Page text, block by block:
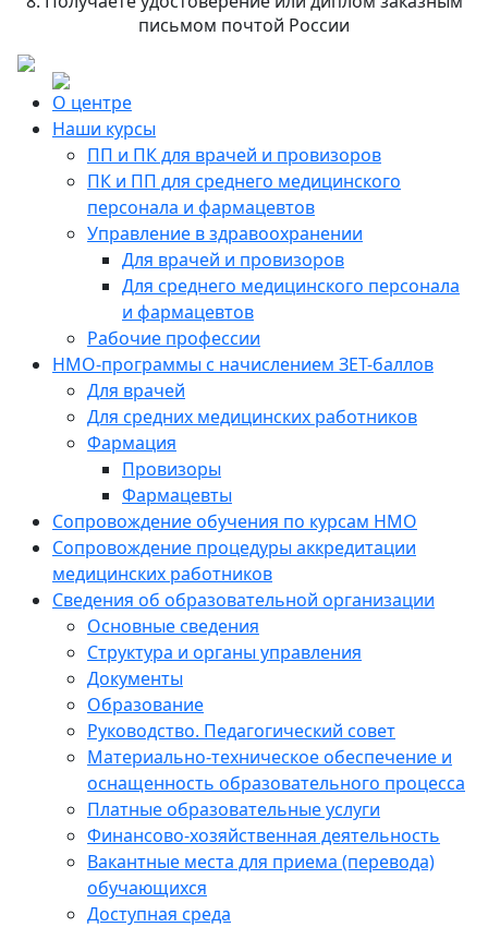
письмом почтой России
О центре
Наши курсы
ПП и ПК для врачей и провизоров
ПК и ПП для среднего медицинского
персонала и фармацевтов
Управление в здравоохранении
Для врачей и провизоров
Для среднего медицинского персонала
и фармацевтов
Рабочие профессии
НМО-программы с начислением ЗЕТ-баллов
Для врачей
Для средних медицинских работников
Фармация
Провизоры
Фармацевты
Сопровождение обучения по курсам НМО
Сопровождение процедуры аккредитации
медицинских работников
Сведения об образовательной организации
Основные сведения
Структура и органы управления
Документы
Образование
Руководство. Педагогический совет
Материально-техническое обеспечение и
оснащенность образовательного процесса
Платные образовательные услуги
Финансово-хозяйственная деятельность
Вакантные места для приема (перевода)
обучающихся
Доступная среда